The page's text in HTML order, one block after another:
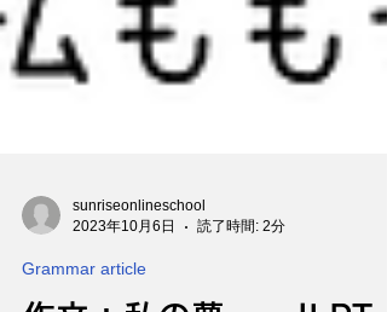
sunriseonlineschool
2023年10月6日
Grammar article